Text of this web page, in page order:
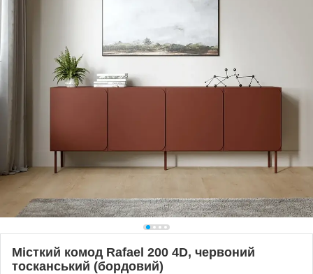
Місткий комод Rafael 200 4D, червоний
тосканський (бордовий)